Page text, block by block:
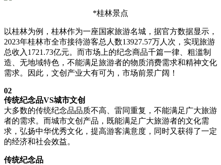
*桂林景点
以桂林为例，桂林作为一座国家旅游名城，据官方数据显示，
2023年桂林市全市接待游客总人数13927.57万人次，实现旅游
总收入1721.73亿元。而市场上的纪念商品千篇一律、粗滥制
造、无地域特色，不能满足旅游者的物质消费需求和精神文化
需求。因此，文创产业大有可为，市场前景广阔！
02
传统纪念品VS城市文创
大多数的传统纪念品品质不高、雷同重复，不能满足广大旅游
者的需求。而城市文创产品，既能满足广大旅游者的文化需
求，弘扬中华优秀文化，提高游客满意度，同时又获得了一定
的经济和社会效益。
传统纪念品